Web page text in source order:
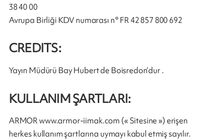
38 40 00
Avrupa Birliği KDV numarası n° FR 42 857 800 692
CREDITS:
Yayın Müdürü Bay Hubert de Boisredon’dur .
KULLANIM ŞARTLARI:
ARMOR www.armor-iimak.com (« Sitesine ») erişen
herkes kullanım şartlarına uymayı kabul etmiş sayılır.